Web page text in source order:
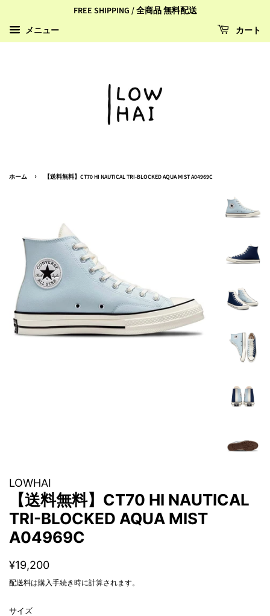
FREE SHIPPING / 全商品 無料配送
メニュー カート
ホーム › 【送料無料】CT70 HI NAUTICAL TRI-BLOCKED AQUA MIST A04969C
LOWHAI
【送料無料】CT70 HI NAUTICAL
TRI-BLOCKED AQUA MIST
A04969C
通
価
¥19,200
価
配送料は購入手続き時に計算されます。
サイズ